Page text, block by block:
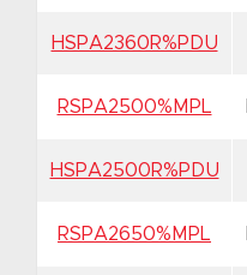
HSPA2360R%PDU
RSPA2500%MPL
HSPA2500R%PDU
RSPA2650%MPL